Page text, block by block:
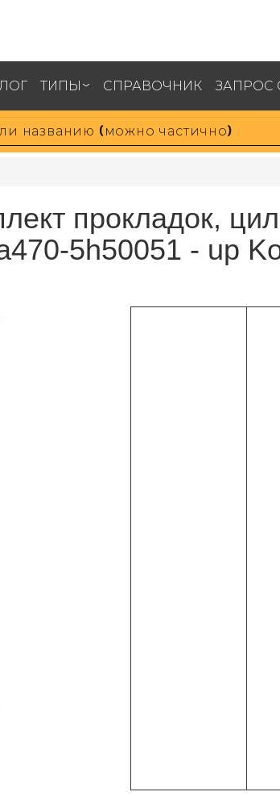
ТИПЫ СПРАВОЧНИК ЗАПРОС
прокладок,
5h50051 - up